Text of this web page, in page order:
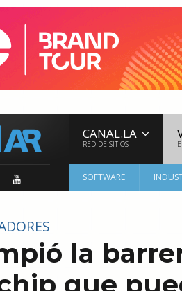
CANAL.LA
RED DE SITIOS
SOFTWARE
la
que